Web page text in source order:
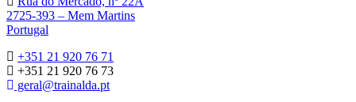
2725-393 – Mem Martins
Portugal
+351 21 920 76 71
+351 21 920 76 73
geral@trainalda.pt